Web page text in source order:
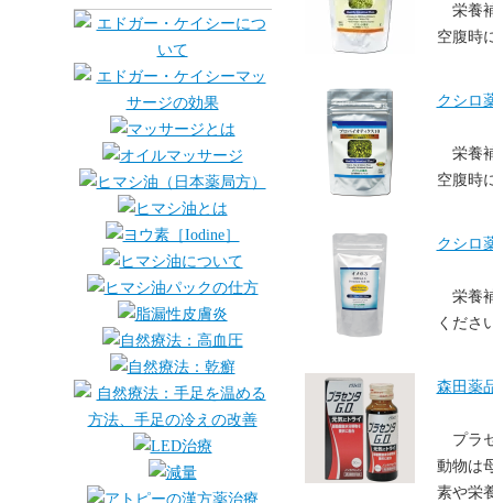
栄養
空腹時
クシロ
栄養
空腹時
クシロ
栄養
くださ
森田薬
プラ
動物は
素や栄